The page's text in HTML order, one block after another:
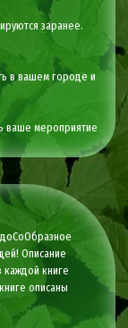
заранее.
в вашем городе и
ваше мероприятие
Описание
каждой книге
описаны